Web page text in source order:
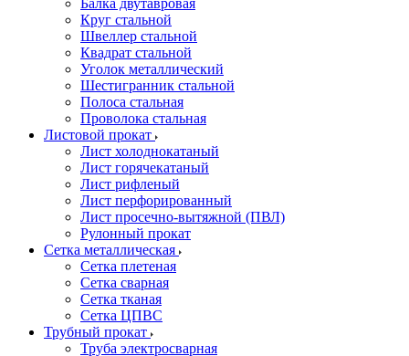
Балка двутавровая
Круг стальной
Швеллер стальной
Квадрат стальной
Уголок металлический
Шестигранник стальной
Полоса стальная
Проволока стальная
Листовой прокат
Лист холоднокатаный
Лист горячекатаный
Лист рифленый
Лист перфорированный
Лист просечно-вытяжной (ПВЛ)
Рулонный прокат
Сетка металлическая
Сетка плетеная
Сетка сварная
Сетка тканая
Сетка ЦПВС
Трубный прокат
Труба электросварная